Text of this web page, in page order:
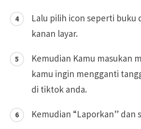
Lalu pilih icon seperti buku
kanan layar.
Kemudian Kamu masukan
kamu ingin mengganti
di tiktok anda.
Kemudian “Laporkan” dan